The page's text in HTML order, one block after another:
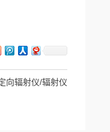
向辐射仪/辐射仪